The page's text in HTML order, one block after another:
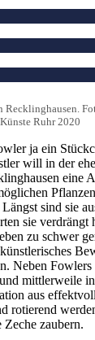
Recklinghausen.
Ruhr 2020
ja ein
will in der
eine
sind sie
sie verdrängt
zu schwer
Neben
mittlerweile
aus
rotierend
zaubern.